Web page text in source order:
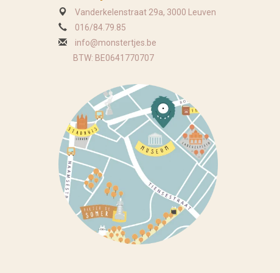
Vanderkelenstraat 29a, 3000 Leuven
016/84.79.85
info@monstertjes.be
BTW: BE0641770707